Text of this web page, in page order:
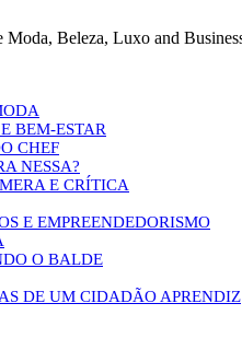
BEM-ESTAR
CHEF
NESSA?
E CRÍTICA
E EMPREENDEDORISMO
O BALDE
DE UM CIDADÃO APRENDIZ